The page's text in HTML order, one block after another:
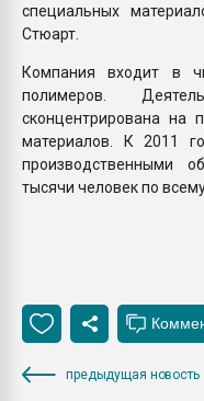
специальных
Стюарт.
Компания входит в
полимеров.
сконцентрирована на
материалов. К 2011
производственными
тысячи человек по
предыдущая новость